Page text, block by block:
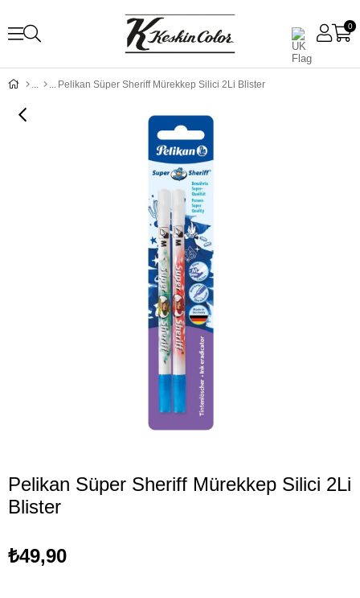
0
Pelikan Süper Sheriff Mürekkep Silici 2Li Blister
Pelikan Süper Sheriff Mürekkep Silici 2Li
Blister
₺49,90